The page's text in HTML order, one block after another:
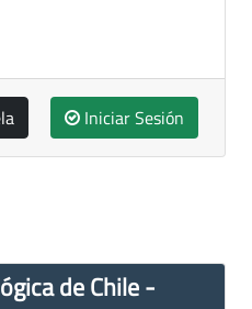
Iniciar Sesión
de Chile -